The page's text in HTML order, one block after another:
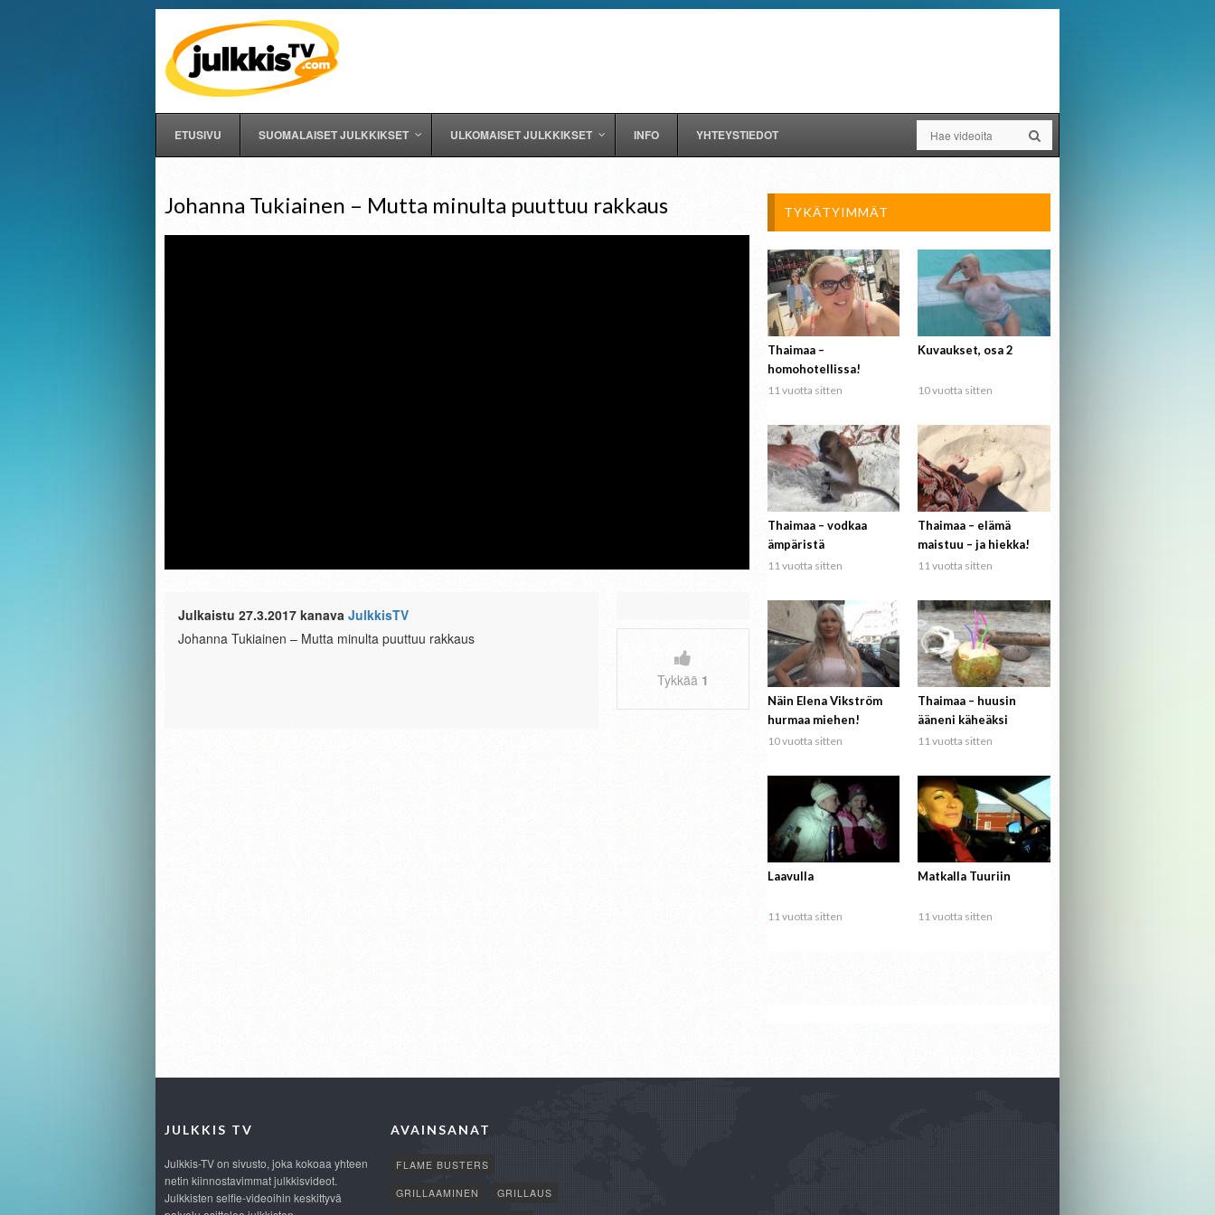
ETUSIVU SUOMALAISET JULKKIKSET ULKOMAISET JULKKIKSET INFO YHTEYSTIEDOT
Johanna Tukiainen – Mutta minulta puuttuu rakkaus
Julkaistu 27.3.2017 kanava JulkkisTV
Johanna Tukiainen – Mutta minulta puuttuu rakkaus
Tykkää 1
TYKÄTYIMMÄT
Thaimaa –
homohotellissa!
11 vuotta sitten
Kuvaukset, osa 2
10 vuotta sitten
Thaimaa – vodkaa
ämpäristä
11 vuotta sitten
Thaimaa – elämä
maistuu – ja hiekka!
11 vuotta sitten
Näin Elena Vikström
hurmaa miehen!
10 vuotta sitten
Thaimaa – huusin
ääneni käheäksi
11 vuotta sitten
Laavulla
11 vuotta sitten
Matkalla Tuuriin
11 vuotta sitten
JULKKIS TV
Julkkis-TV on sivusto, joka kokoaa yhteen
netin kiinnostavimmat julkkisvideot.
Julkkisten selfie-videoihin keskittyvä
AVAINSANAT
FLAME BUSTERS
GRILLAAMINEN GRILLAUS